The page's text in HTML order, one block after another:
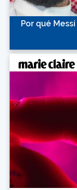
Por qué